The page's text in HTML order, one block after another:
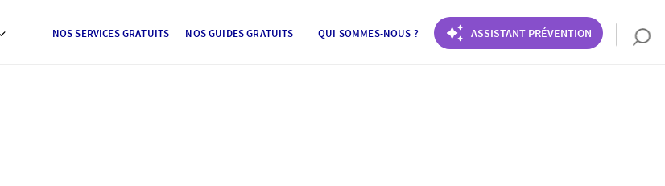
NOS SERVICES GRATUITS NOS GUIDES GRATUITS QUI SOMMES-NOUS ? ASSISTANT PRÉVENTION